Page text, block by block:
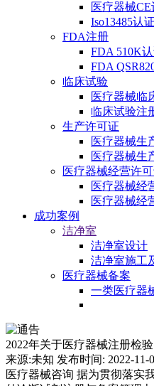
医疗器械CE
Iso13485认证
FDA注册
FDA 510K
FDA
临床试验
医疗器械临
临床试验注
生产许可证
医疗器械生
医疗器械生
医疗器械经营许
医疗器械经
医疗器械经
成功案例
洁净室
洁净室设计
洁净室施工
医疗器械备案
一类医疗器
2022年关于医疗器械注册检验
来源:未知 发布时间: 2022-11-
医疗器械咨询 据为贯彻落实